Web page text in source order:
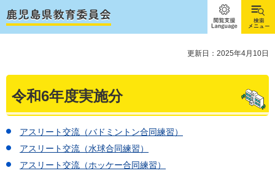
閲覧支
援
Language
検索メ
ニュー
更新日：2025年4月10日
令和6年度実施分
アスリート交流（バドミントン合同練習）
アスリート交流（水球合同練習）
アスリート交流（ホッケー合同練習）